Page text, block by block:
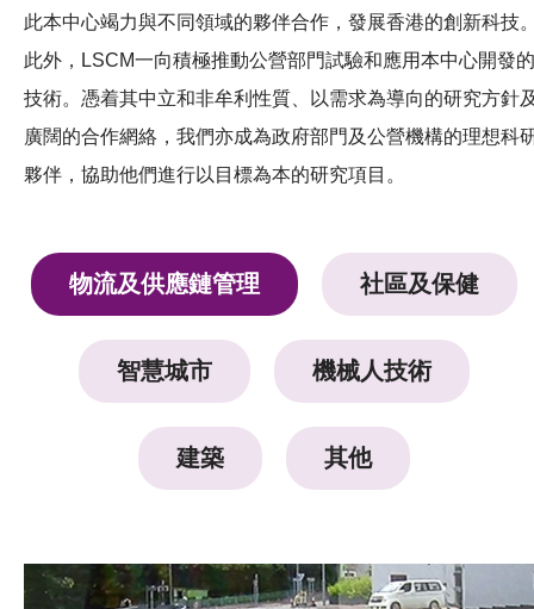
科技分享
會籍
此本中心竭力與不同領域的夥伴合作，發展香港的創新科技
此外，LSCM一向積極推動公營部門試驗和應用本中心開發的
技術。憑着其中立和非牟利性質、以需求為導向的研究方針
廣闊的合作網絡，我們亦成為政府部門及公營機構的理想科
夥伴，協助他們進行以目標為本的研究項目。
物流及供應鏈管理 社區及保健
智慧城市 機械人技術
建築 其他